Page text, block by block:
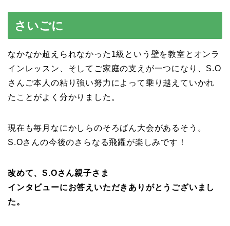
さいごに
なかなか超えられなかった1級という壁を教室とオンラ
インレッスン、そしてご家庭の支えが一つになり、S.O
さんご本人の粘り強い努力によって乗り越えていかれ
たことがよく分かりました。
現在も毎月なにかしらのそろばん大会があるそう。
S.Oさんの今後のさらなる飛躍が楽しみです！
改めて、S.Oさん親子さま
インタビューにお答えいただきありがとうございまし
た。